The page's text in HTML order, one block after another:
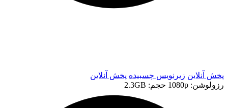
پخش آنلاین زیرنویس چسبیده پخش آنلاین
رزولوشن: 1080p
حجم: 2.3GB